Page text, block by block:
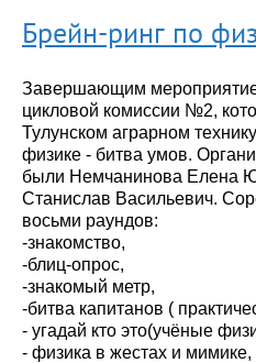
Брейн-ринг по
Завершающим
цикловой комиссии №2,
Тулунском аграрном
физике - битва умов.
были Немчанинова Елена
Станислав Васильевич.
восьми раундов:
-знакомство,
-блиц-опрос,
-знакомый метр,
-битва капитанов (
- угадай кто это(учёные
- физика в жестах и мимике,